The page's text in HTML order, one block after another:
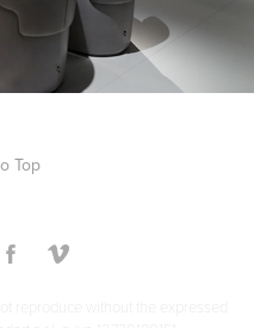
Top
reproduce without the expressed